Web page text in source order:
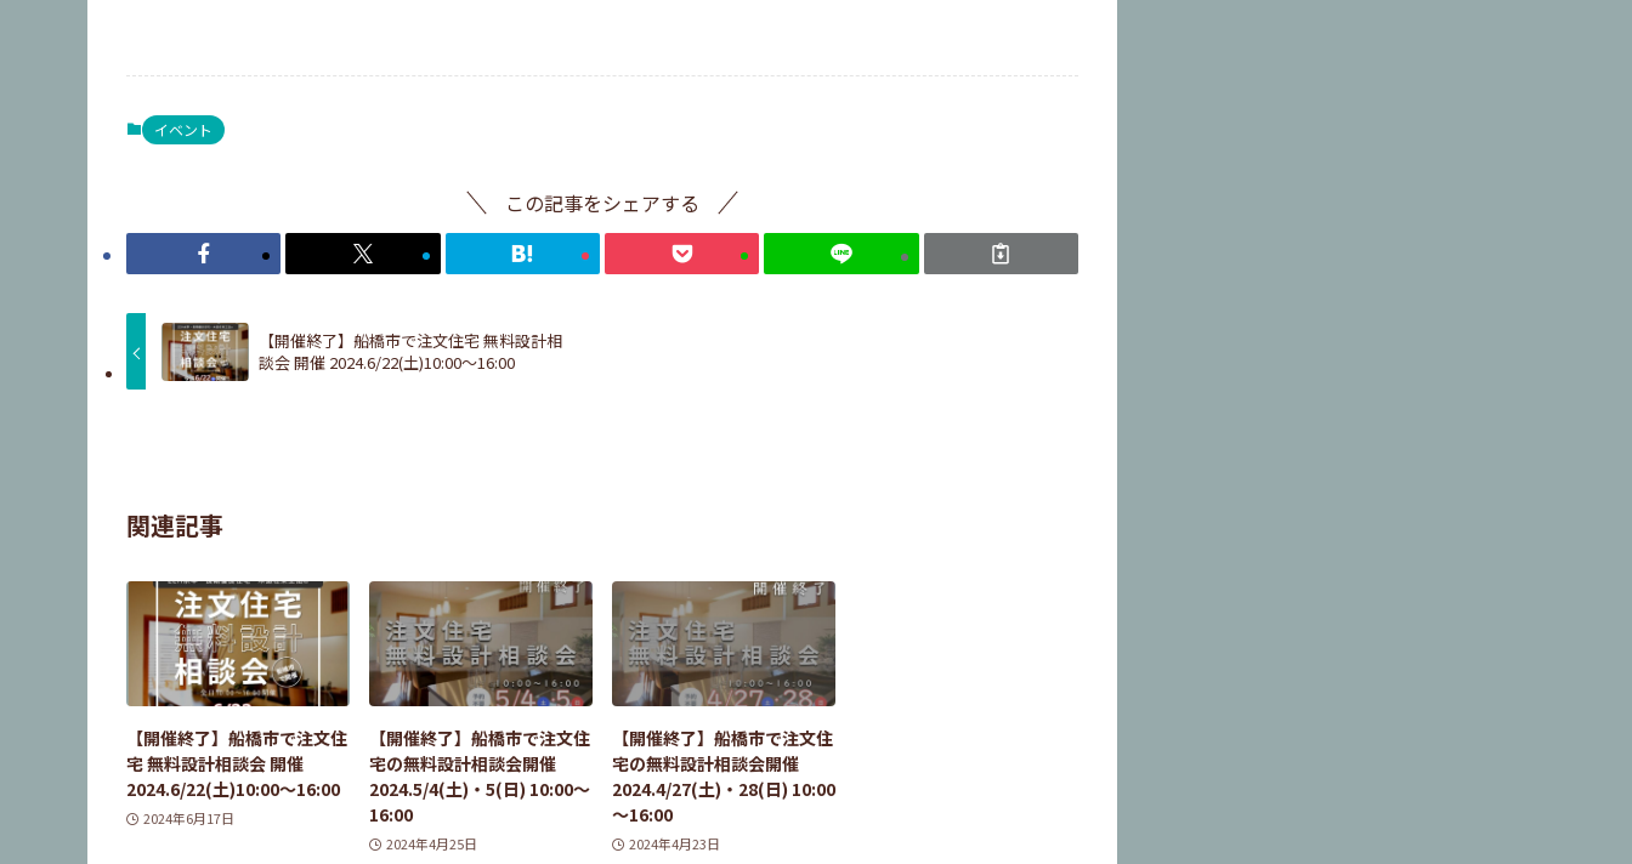
イベント
この記事をシェアする
【開催終了】船橋市で注文住宅 無料設計相
談会 開催 2024.6/22(土)10:00～16:00
関連記事
【開催終了】船橋市で注文住
宅 無料設計相談会 開催
2024.6/22(土)10:00～16:00
2024年6月17日
【開催終了】船橋市で注文住
宅の無料設計相談会開催
2024.5/4(土)・5(日) 10:00～
16:00
2024年4月25日
【開催終了】船橋市で注文住
宅の無料設計相談会開催
2024.4/27(土)・28(日) 10:00
～16:00
2024年4月23日